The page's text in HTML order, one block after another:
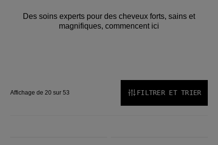
Des soins experts pour des cheveux forts, sains et
magnifiques, commencent ici
Affichage de 20 sur 53 FILTRER ET TRIER